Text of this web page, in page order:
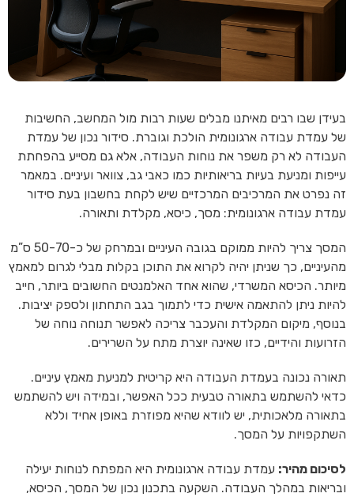
בעידן שבו רבים מאיתנו מבלים שעות רבות מול המחשב, החשיבות
של עמדת עבודה ארגונומית הולכת וגוברת. סידור נכון של עמדת
העבודה לא רק משפר את נוחות העבודה, אלא גם מסייע בהפחתת
עייפות ומניעת בעיות בריאותיות כמו כאבי גב, צוואר ועיניים. במאמר
זה נפרט את המרכיבים המרכזיים שיש לקחת בחשבון בעת סידור
עמדת עבודה ארגונומית: מסך, כיסא, מקלדת ותאורה.
המסך צריך להיות ממוקם בגובה העיניים ובמרחק של כ-50-70 ס”מ
מהעיניים, כך שניתן יהיה לקרוא את התוכן בקלות מבלי לגרום למאמץ
מיותר. הכיסא המשרדי, שהוא אחד האלמנטים החשובים ביותר, חייב
להיות ניתן להתאמה אישית כדי לתמוך בגב התחתון ולספק יציבות.
בנוסף, מיקום המקלדת והעכבר צריכה לאפשר תנוחה נוחה של
הזרועות והידיים, כזו שאינה יוצרת מתח על השרירים.
תאורה נכונה בעמדת העבודה היא קריטית למניעת מאמץ עיניים.
כדאי להשתמש בתאורה טבעית ככל האפשר, ובמידה ויש להשתמש
בתאורה מלאכותית, יש לוודא שהיא מפוזרת באופן אחיד וללא
השתקפויות על המסך.
לסיכום מהיר: עמדת עבודה ארגונומית היא המפתח לנוחות יעילה
ובריאות במהלך העבודה. השקעה בתכנון נכון של המסך, הכיסא,